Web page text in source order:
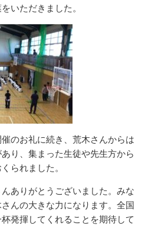
いただきました。
のお礼に続き、荒木さんからは
り、集まった生徒や先生方から
られました。
ありがとうございました。みな
んの大きな力になります。全国
発揮してくれることを期待して